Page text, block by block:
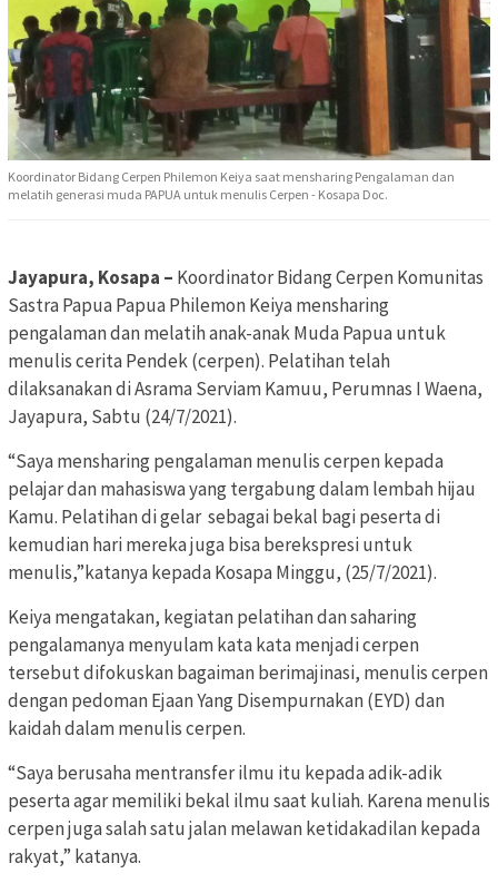
Koordinator Bidang Cerpen Philemon Keiya saat mensharing Pengalaman dan
melatih generasi muda PAPUA untuk menulis Cerpen - Kosapa Doc.
Jayapura, Kosapa – Koordinator Bidang Cerpen Komunitas
Sastra Papua Papua Philemon Keiya mensharing
pengalaman dan melatih anak-anak Muda Papua untuk
menulis cerita Pendek (cerpen). Pelatihan telah
dilaksanakan di Asrama Serviam Kamuu, Perumnas I Waena,
Jayapura, Sabtu (24/7/2021).
“Saya mensharing pengalaman menulis cerpen kepada
pelajar dan mahasiswa yang tergabung dalam lembah hijau
Kamu. Pelatihan di gelar sebagai bekal bagi peserta di
kemudian hari mereka juga bisa berekspresi untuk
menulis,”katanya kepada Kosapa Minggu, (25/7/2021).
Keiya mengatakan, kegiatan pelatihan dan saharing
pengalamanya menyulam kata kata menjadi cerpen
tersebut difokuskan bagaiman berimajinasi, menulis cerpen
dengan pedoman Ejaan Yang Disempurnakan (EYD) dan
kaidah dalam menulis cerpen.
“Saya berusaha mentransfer ilmu itu kepada adik-adik
peserta agar memiliki bekal ilmu saat kuliah. Karena menulis
cerpen juga salah satu jalan melawan ketidakadilan kepada
rakyat,” katanya.